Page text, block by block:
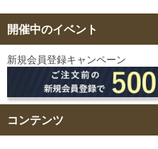
開催中のイベント
新規会員登録キャンペーン
コンテンツ